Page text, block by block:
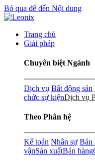
Bỏ qua để đến Nội dung
Trang chủ
Giải pháp
Chuyên biệt Ngành
Dịch vụ Bất động sản
chức sự kiệnDịch vụ
Theo Phân hệ
Kế toán Nhân sự Bán
vậnSản xuấtBán hàng